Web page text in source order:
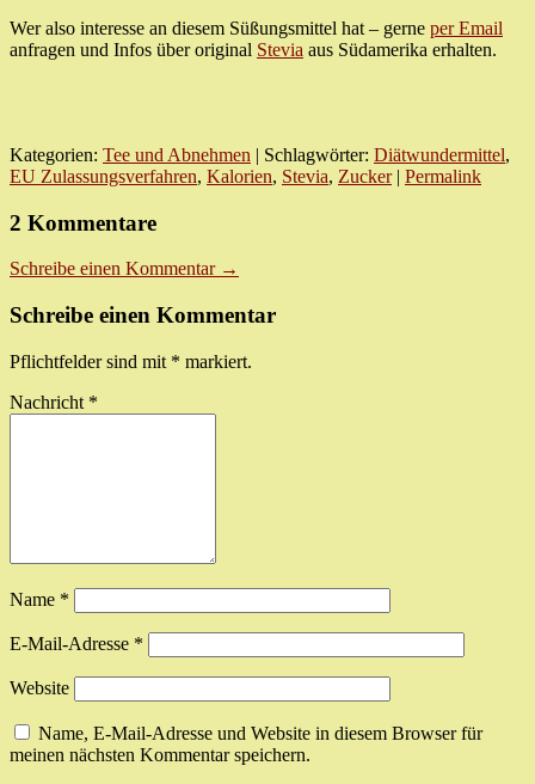
Wer also interesse an diesem Süßungsmittel hat – gerne per Email
anfragen und Infos über original Stevia aus Südamerika erhalten.
Kategorien: Tee und Abnehmen | Schlagwörter: Diätwundermittel,
EU Zulassungsverfahren, Kalorien, Stevia, Zucker| Permalink
2 Kommentare
Schreibe einen Kommentar →
Schreibe einen Kommentar
Pflichtfelder sind mit * markiert.
Nachricht *
Name *
E-Mail-Adresse *
Website
Name, E-Mail-Adresse und Website in diesem Browser für
meinen nächsten Kommentar speichern.